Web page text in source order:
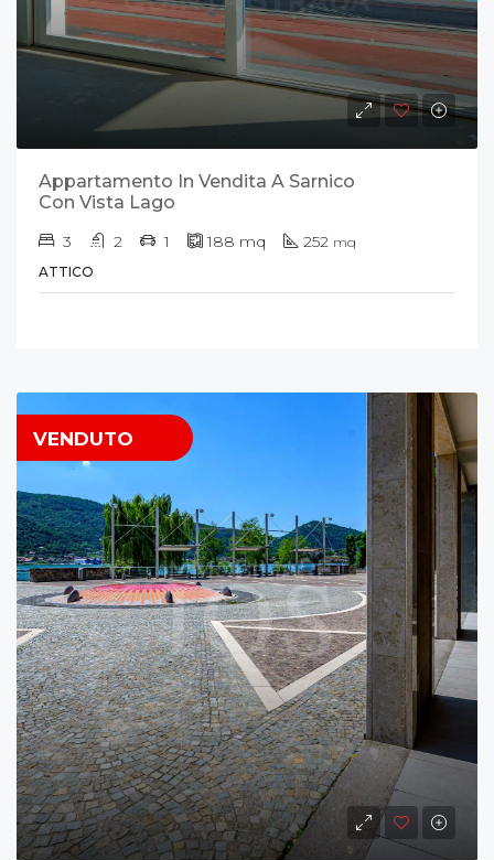
Appartamento In Vendita A Sarnico
Con Vista Lago
3 2 1 188 mq 252 mq
ATTICO
VENDUTO